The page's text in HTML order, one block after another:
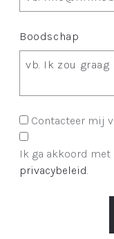
Boodschap
Contacteer mij
Ik ga akkoord met
privacybeleid.